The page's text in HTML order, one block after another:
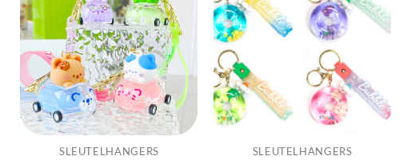
SLEUTELHANGERS SLEUTELHANGERS